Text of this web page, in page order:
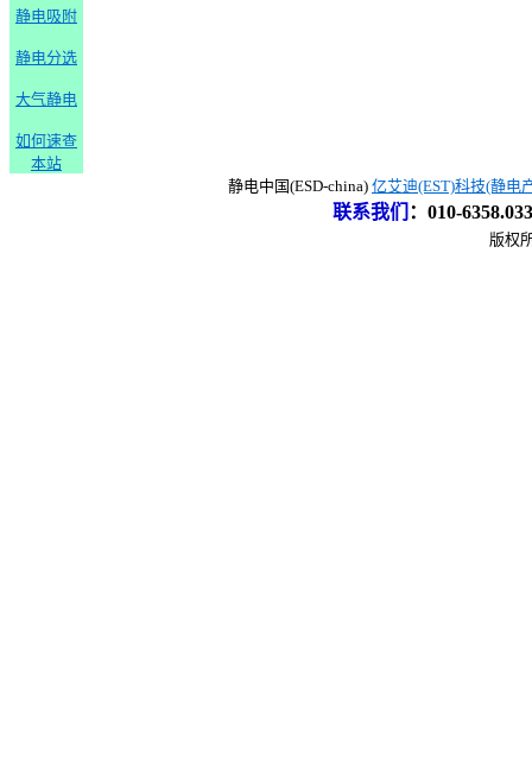
静电吸附
静电分选
大气静电
如何速查
本站
静电中国(ESD-china) 亿艾迪(EST)科技(静电
联系我们 ： 010-
版权